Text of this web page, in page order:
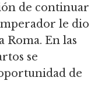
de continuar
le dio
Roma. En las
se
de